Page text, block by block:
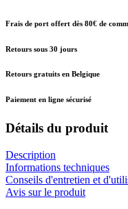
Frais de port offert dès 80€ de
Retours sous 30 jours
Retours gratuits en Belgique
Paiement en ligne sécurisé
Détails du produit
Description
Informations techniques
Conseils d'entretien et
Avis sur le produit